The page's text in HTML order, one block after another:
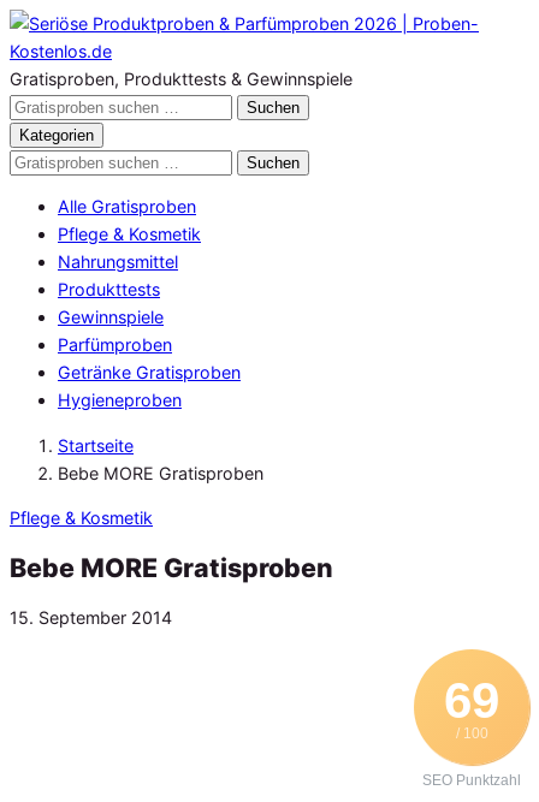
Zum
Inhalt
springen
Gratisproben, Produkttests & Gewinnspiele
Gratisproben
durchsuchen
Suchen
Kategorien
Gratisproben
Suchen
Alle Gratisproben
Pflege & Kosmetik
Nahrungsmittel
Produkttests
Gewinnspiele
Parfümproben
Getränke Gratisproben
Hygieneproben
Startseite
Bebe MORE Gratisproben
Pflege & Kosmetik
Bebe MORE Gratisproben
Veröffentlicht
15. September 2014
69
/ 100
SEO Punktzahl